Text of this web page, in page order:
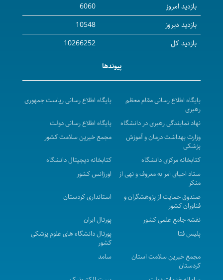
نسخه پیچی و تحویل دارو به بخش های مرکزپزشکی،آموزشی
درمانی توحید در سال 1405
a Call for Collaboration to invite certified and
students for the academic year 2026- 2027
فراخوان دعوت به همکاری جهت پذیرش دانشجویان بین
الملل در سال تحصیلی 1405-1406
پزشکی ، آموزشی و درمانی کوثر در سال 1405-1406
آگهی استعلام بهاء واگذاری محل ساختمان مرکز دیالیز
سابق واقع درمرکز بهداشت شهرستان بیجار به بالاترین
قیمت پیشنهادی در سال 1405 - 1406
نیازشبکه بهداشت ودرمان شهرستان بیجار در سال 1405
آگهی مزایده عمومی ( یک مرحله ای ) - محل پارکینگ
عمومی بیمارستان توحید نوبت اول
آگهی مناقصه عمومی ( یک مرحله ای ) واگذاری مدیریتی،
نگهداری، راهبری و تعمیرات تاسیسات مکانیکی، الکترونیکی
بازدید امروز
6060
بازدید دیروز
10548
بازدید کل
10266252
پیوندها
پایگاه اطلاع رسانی مقام معظم
رهبری
پایگاه اطلاع رسانی ریاست جمهوری
نهاد نمایندگی رهبری در دانشگاه
پایگاه اطلاع رسانی دولت
وزارت بهداشت درمان و آموزش
پزشکی
مجمع خیرین سلامت کشور
کتابخانه مرکزی دانشگاه
کتابخانه دیجیتال دانشگاه
ستاد احیای امر به معروف و نهی از
منکر
اورژانس کشور
صندوق حمایت از پژوهشگران و
فناوران کشور
استانداری کردستان
نقشه جامع علمی کشور
پورتال ایران
پلیس فتا
پورتال دانشگاه های علوم پزشکی
کشور
مجمع خیرین سلامت استان
کردستان
سامد